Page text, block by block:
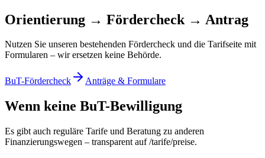
Orientierung → Fördercheck → Antrag
Nutzen Sie unseren bestehenden Fördercheck und die Tarifseite mit
Formularen – wir ersetzen keine Behörde.
BuT-Fördercheck Anträge & Formulare
Wenn keine BuT-Bewilligung
Es gibt auch reguläre Tarife und Beratung zu anderen
Finanzierungswegen – transparent auf /tarife/preise.